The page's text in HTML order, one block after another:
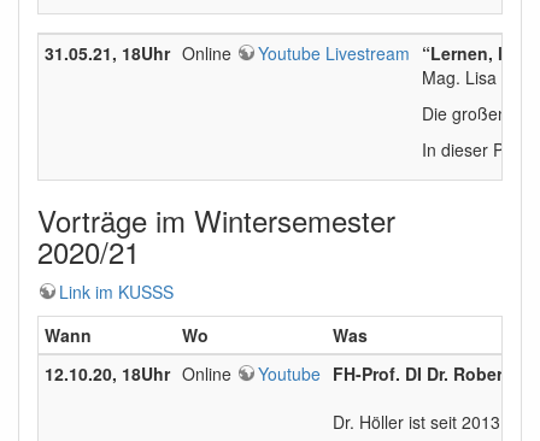
31.05.21, 18Uhr Online Youtube Livestream “Lernen,
Mag. Lisa
Die großen
In dieser
Vorträge im Wintersemester
2020/21
Link im KUSSS
Wann
Wo
Was
12.10.20, 18Uhr Online Youtube FH-Prof. DI Dr. Robert
Dr. Höller ist seit 2013